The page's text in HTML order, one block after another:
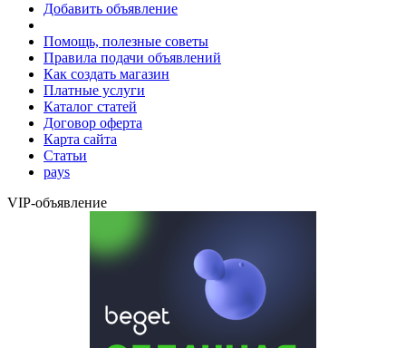
Добавить объявление
Помощь, полезные советы
Правила подачи объявлений
Как создать магазин
Платные услуги
Каталог статей
Договор оферта
Карта сайта
Статьи
pays
VIP-объявление